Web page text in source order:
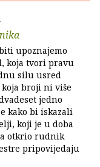
upoznajemo
koja tvori pravu
silu usred
broji ni više
jedno
kako bi iskazali
koji je u doba
otkrio rudnik
pripovijedaju